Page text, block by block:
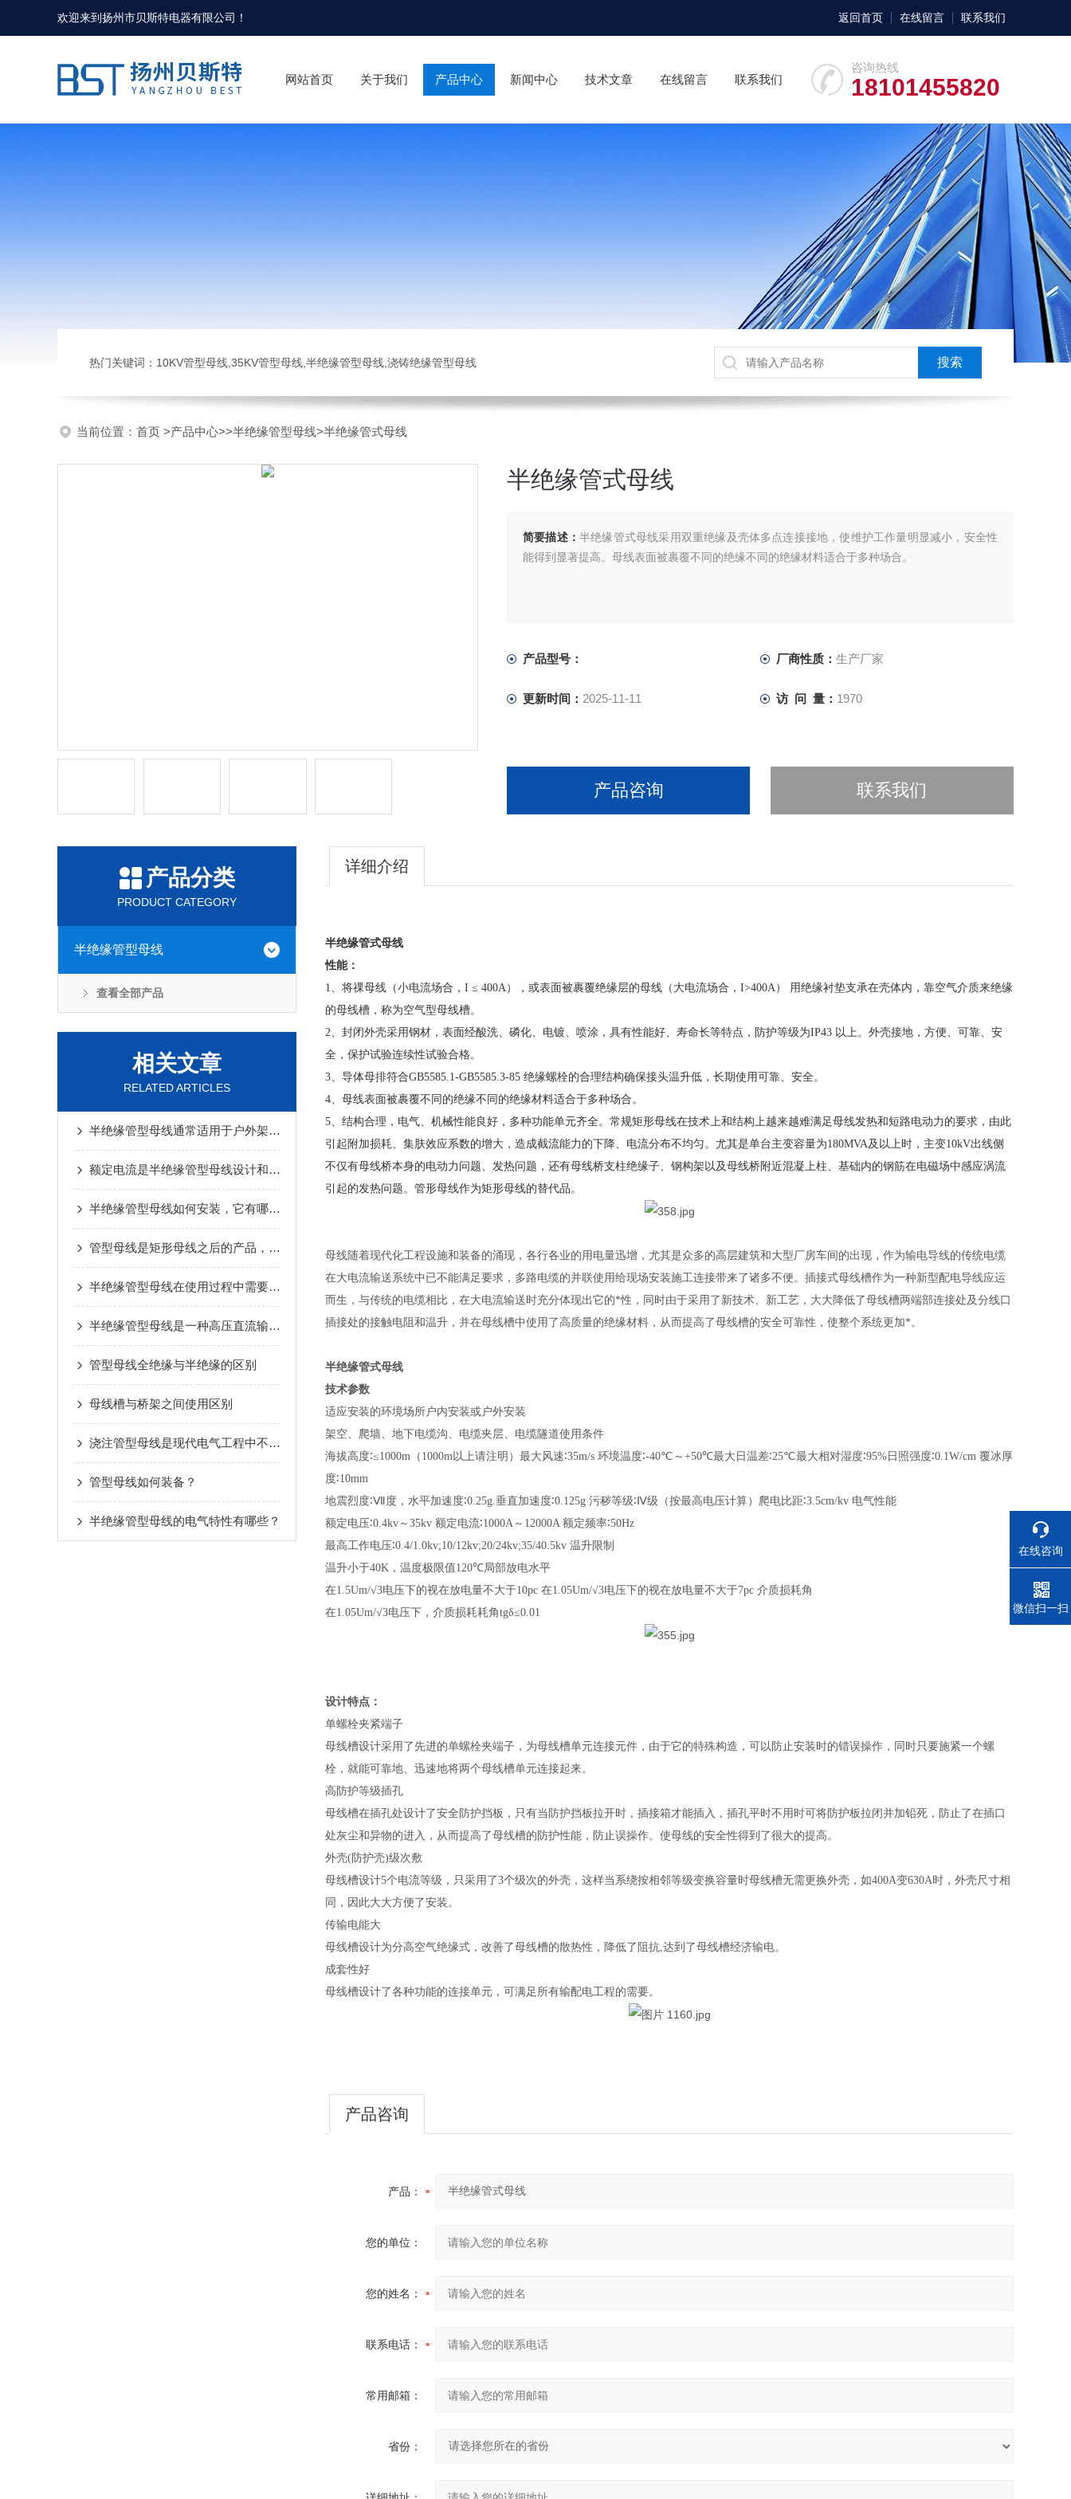
欢迎来到扬州市贝斯特电器有限公司 ！ 返回首页 在线留言 联系我们
咨询热线
18101455820
网站首页 关于我们 产品中心 新闻中心 技术文章 在线留言 联系我们
热门关键词：10KV管型母线,35KV管型母线,半绝缘管型母线,浇铸绝缘管型母线
当前位置： 首页 >产品中心>>半绝缘管型母线>半绝缘管式母线
半绝缘管式母线
简要描述： 半绝缘管式母线采用双重绝缘及壳体多点连接接地，使维护工作量明显减小，安全性
能得到显著提高。母线表面被裹覆不同的绝缘不同的绝缘材料适合于多种场合。
产品型号： 厂商性质： 生产厂家
更新时间： 2025-11-11 访 问 量： 1970
产品咨询 联系我们
产品分类
PRODUCT CATEGORY
半绝缘管型母线
查看全部产品
相关文章
RELATED ARTICLES
半绝缘管型母线通常适用于户外架空进线等场合
额定电流是半绝缘管型母线设计和选型的关键因素之一
半绝缘管型母线如何安装，它有哪些优势
管型母线是矩形母线之后的产品，它应用广泛优势明显
半绝缘管型母线在使用过程中需要采取一定的保护措施
半绝缘管型母线是一种高压直流输电系统中广泛应用的电气设备
管型母线全绝缘与半绝缘的区别
母线槽与桥架之间使用区别
浇注管型母线是现代电气工程中不可少的一部分
​管型母线如何装备？
半绝缘管型母线的电气特性有哪些？
详细介绍
半绝缘管式母线
性能：
1、将祼母线（小电流场合，I ≤ 400A），或表面被裹覆绝缘层的母线（大电流场合，I>400A） 用绝缘衬垫支承在壳体内，靠空气介质来绝缘
的母线槽，称为空气型母线槽。
2、封闭外壳采用钢材，表面经酸洗、磷化、电镀、喷涂，具有性能好、寿命长等特点，防护等级为IP43 以上。外壳接地，方便、可靠、安
全，保护试验连续性试验合格。
3、导体母排符合GB5585.1-GB5585.3-85 绝缘螺栓的合理结构确保接头温升低，长期使用可靠、安全。
4、母线表面被裹覆不同的绝缘不同的绝缘材料适合于多种场合。
5、结构合理，电气、机械性能良好，多种功能单元齐全。 常规矩形母线在技术上和结构上越来越难满足母线发热和短路电动力的要求，由此
引起附加损耗、集肤效应系数的增大，造成截流能力的下降、电流分布不均匀。尤其是单台主变容量为180MVA及以上时，主变10kV出线侧
不仅有母线桥本身的电动力问题、发热问题，还有母线桥支柱绝缘子、钢构架以及母线桥附近混凝上柱、基础内的钢筋在电磁场中感应涡流
引起的发热问题。管形母线作为矩形母线的替代品。
母线随着现代化工程设施和装备的涌现，各行各业的用电量迅增，尤其是众多的高层建筑和大型厂房车间的出现，作为输电导线的传统电缆
在大电流输送系统中已不能满足要求，多路电缆的并联使用给现场安装施工连接带来了诸多不便。插接式母线槽作为一种新型配电导线应运
而生，与传统的电缆相比，在大电流输送时充分体现出它的*性，同时由于采用了新技术、新工艺，大大降低了母线槽两端部连接处及分线口
插接处的接触电阻和温升，并在母线槽中使用了高质量的绝缘材料，从而提高了母线槽的安全可靠性，使整个系统更加*。
半绝缘管式母线
技术参数
适应安装的环境场所户内安装或户外安装
架空、爬墙、地下电缆沟、电缆夹层、电缆隧道使用条件
海拔高度∶≤1000m （ 1000m以上请注明）最大风速∶35m/s 环境温度∶-40℃ ～ +50℃最大日温差∶25℃最大相对湿度∶95% 日照强度∶0.1W/cm 覆冰厚
度∶10mm
地震烈度∶Ⅶ 度，水平加速度∶0.25g.垂直加速度∶0.125g 污秽等级∶Ⅳ级（按最高电压计算）爬电比距∶3.5cm/kv 电气性能
额定电压∶0.4kv ～ 35kv 额定电流∶1000A ～ 12000A 额定频率∶50Hz
最高工作电压∶0.4/1.0kv;10/12kv;20/24kv;35/40.5kv 温升限制
温升小于40K ，温度极限值120℃局部放电水平
在1.5Um/√3电压下的视在放电量不大于10pc 在1.05Um/√3电压下的视在放电量不大于7pc 介质损耗角
在1.05Um/√3电压下，介质损耗耗角tgδ≤0.01
设计特点：
单螺栓夹紧端子
母线槽设计采用了先进的单螺栓夹端子，为母线槽单元连接元件，由于它的特殊构造，可以防止安装时的错误操作，同时只要施紧一个螺
栓，就能可靠地、迅速地将两个母线槽单元连接起来。
高防护等级插孔
母线槽在插孔处设计了安全防护挡板，只有当防护挡板拉开时，插接箱才能插入，插孔平时不用时可将防护板拉闭并加铅死，防止了在插口
处灰尘和异物的进入，从而提高了母线槽的防护性能，防止误操作。使母线的安全性得到了很大的提高。
外壳(防护壳)级次敷
母线槽设计5个电流等级，只采用了3个级次的外壳，这样当系绕按相邻等级变换容量时母线槽无需更换外壳，如400A变630A时，外壳尺寸相
同，因此大大方便了安装。
传输电能大
母线槽设计为分高空气绝缘式，改善了母线槽的散热性，降低了阻抗,达到了母线槽经济输电。
成套性好
母线槽设计了各种功能的连接单元，可满足所有输配电工程的需要。
产品咨询
产品：
您的单位：
您的姓名：
联系电话：
常用邮箱：
省份：
在线咨询
电话
微信扫一扫